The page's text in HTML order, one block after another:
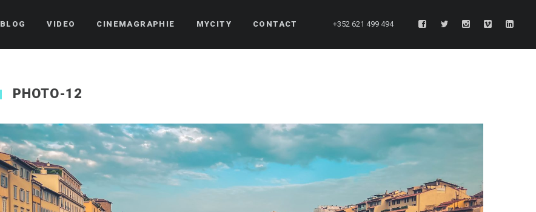
BLOG VIDEO CINEMAGRAPHIE MYCITY CONTACT +352 621 499 494
PHOTO-12